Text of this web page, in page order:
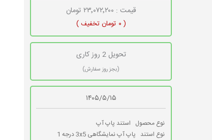
قیمت : ۲۳٬۰۷۲٬۲۰۰ تومان
( ۰ تومان تخفیف )
تحویل 2 روز کاری
(بجز روز سفارش)
۱۴۰۵/۵/۱۵
نوع محصول استند پاپ آپ
نوع استند پاپ آپ نمایشگاهی 3x5 درجه 1